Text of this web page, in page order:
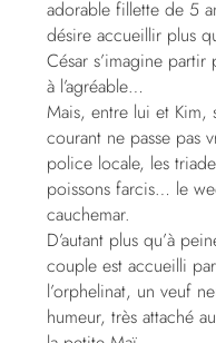
adorable fillette de 5
désire accueillir plus
César s’imagine
à l’agréable…
Mais, entre lui et Kim,
courant ne passe pas
police locale, les
poissons farcis… le
cauchemar.
D’autant plus qu’à
couple est accueilli
l’orphelinat, un veuf
humeur, très attaché